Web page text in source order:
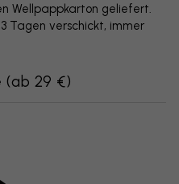
Wellpappkarton geliefert.
Tagen verschickt, immer
(ab 29 €)